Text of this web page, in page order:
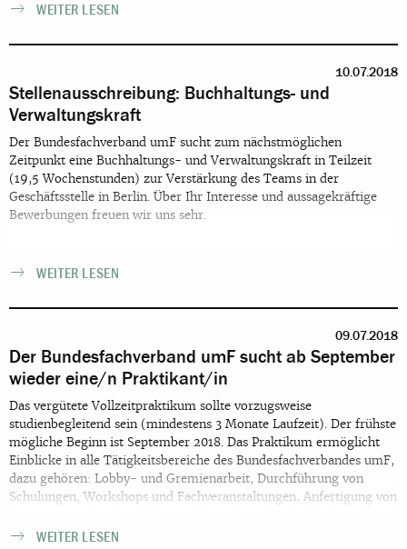
WEITER LESEN
10.07.2018
Stellenausschreibung: Buchhaltungs- und
Verwaltungskraft
Der Bundesfachverband umF sucht zum nächstmöglichen
Zeitpunkt eine Buchhaltungs- und Verwaltungskraft in Teilzeit
(19,5 Wochenstunden) zur Verstärkung des Teams in der
Geschäftsstelle in Berlin. Über Ihr Interesse und aussagekräftige
Bewerbungen freuen wir uns sehr.
WEITER LESEN
09.07.2018
Der Bundesfachverband umF sucht ab September
wieder eine/n Praktikant/in
Das vergütete Vollzeitpraktikum sollte vorzugsweise
studienbegleitend sein (mindestens 3 Monate Laufzeit). Der frühste
mögliche Beginn ist September 2018. Das Praktikum ermöglicht
Einblicke in alle Tätigkeitsbereiche des Bundesfachverbandes umF,
dazu gehören: Lobby- und Gremienarbeit, Durchführung von
Schulungen, Workshops und Fachveranstaltungen, Anfertigung von
Einzelfallberatung, Öffentlichkeitsarbeit, Verbandsarbeit. Eine
WEITER LESEN